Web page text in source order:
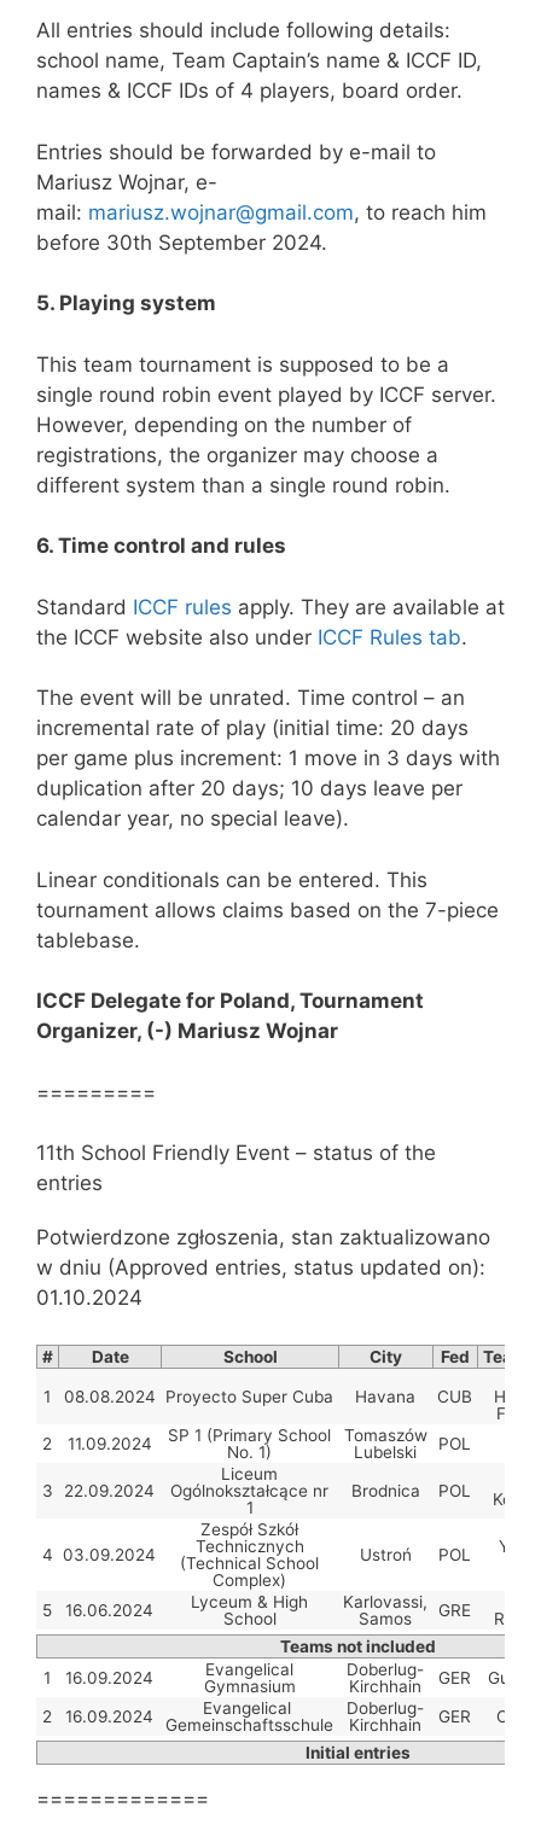
All entries should include following details:
school name, Team Captain’s name & ICCF ID,
names & ICCF IDs of 4 players, board order.
Entries should be forwarded by e-mail to
Mariusz Wojnar, e-
mail: mariusz.wojnar@gmail.com, to reach him
before 30th September 2024.
5. Playing system
This team tournament is supposed to be a
single round robin event played by ICCF server.
However, depending on the number of
registrations, the organizer may choose a
different system than a single round robin.
6. Time control and rules
Standard ICCF rules apply. They are available at
the ICCF website also under ICCF Rules tab.
The event will be unrated. Time control – an
incremental rate of play (initial time: 20 days
per game plus increment: 1 move in 3 days with
duplication after 20 days; 10 days leave per
calendar year, no special leave).
Linear conditionals can be entered. This
tournament allows claims based on the 7-piece
tablebase.
ICCF Delegate for Poland, Tournament
Organizer, (-) Mariusz Wojnar
=========
11th School Friendly Event – status of the
entries
Potwierdzone zgłoszenia, stan zaktualizowano
w dniu (Approved entries, status updated on):
01.10.2024
# Date School City Fed Team
1 08.08.2024 Proyecto Super Cuba Havana CUB
2
11.09.2024
SP 1 (Primary School
No. 1)
Tomaszów
Lubelski
POL
3
22.09.2024
Liceum
Ogólnokształcące nr
1
Brodnica POL
4 03.09.2024
Zespół Szkół
Technicznych
(Technical School
Complex)
Ustroń POL
5 16.06.2024
Lyceum & High
School
Karlovassi,
Samos
GRE
Teams not included
1
16.09.2024
Evangelical
Gymnasium
Doberlug-
Kirchhain
GER
2
16.09.2024
Evangelical
Gemeinschaftsschule
Doberlug-
Kirchhain
GER
Olaf
Initial entries
=============